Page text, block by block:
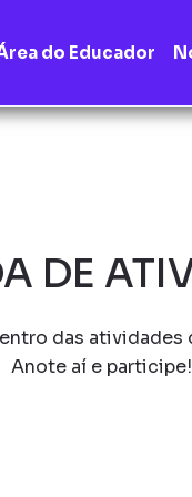
do Educador
DE
das atividades
Anote aí e participe!